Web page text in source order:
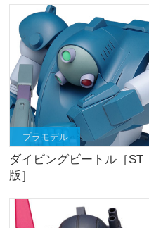
プラモデル
ダイビングビートル［ST
版］